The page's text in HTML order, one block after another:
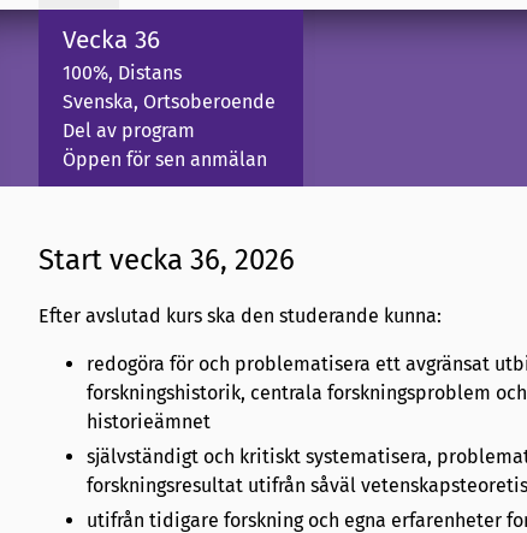
Vecka 36
100%, Distans
Svenska, Ortsoberoende
Del av program
Öppen för sen anmälan
Start vecka 36, 2026
Efter avslutad kurs ska den studerande kunna:
redogöra för och problematisera ett avgränsat
forskningshistorik, centrala forskningsproblem
historieämnet
självständigt och kritiskt systematisera,
forskningsresultat utifrån såväl
utifrån tidigare forskning och egna erfarenheter